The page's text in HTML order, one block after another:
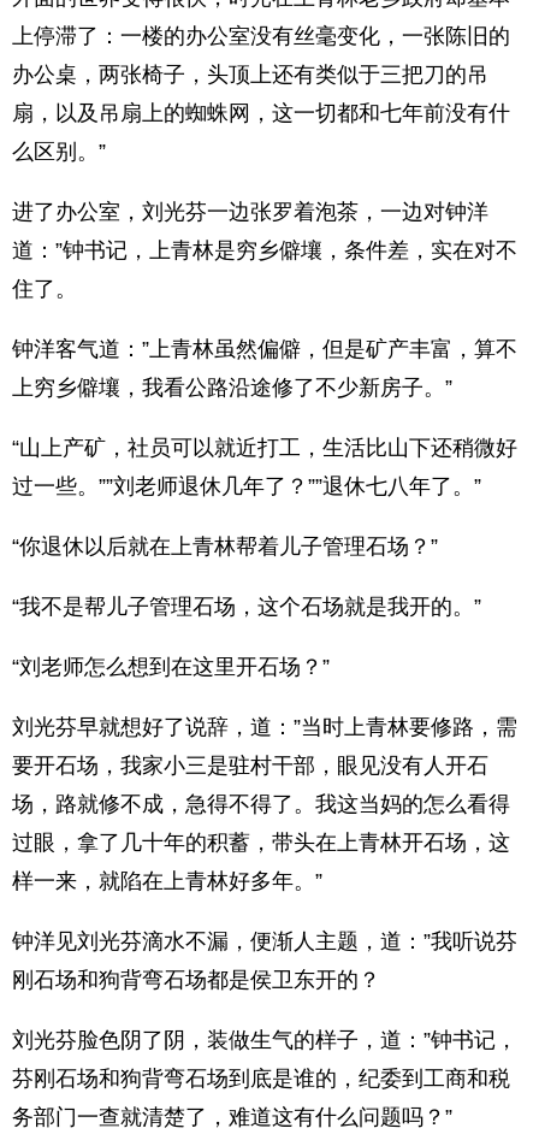
上停滞了：一楼的办公室没有丝毫变化，一张陈旧的
办公桌，两张椅子，头顶上还有类似于三把刀的吊
扇，以及吊扇上的蜘蛛网，这一切都和七年前没有什
么区别。”
进了办公室，刘光芬一边张罗着泡茶，一边对钟洋
道：”钟书记，上青林是穷乡僻壤，条件差，实在对不
住了。
钟洋客气道：”上青林虽然偏僻，但是矿产丰富，算不
上穷乡僻壤，我看公路沿途修了不少新房子。”
“山上产矿，社员可以就近打工，生活比山下还稍微好
过一些。””刘老师退休几年了？””退休七八年了。”
“你退休以后就在上青林帮着儿子管理石场？”
“我不是帮儿子管理石场，这个石场就是我开的。”
“刘老师怎么想到在这里开石场？”
刘光芬早就想好了说辞，道：”当时上青林要修路，需
要开石场，我家小三是驻村干部，眼见没有人开石
场，路就修不成，急得不得了。我这当妈的怎么看得
过眼，拿了几十年的积蓄，带头在上青林开石场，这
样一来，就陷在上青林好多年。”
钟洋见刘光芬滴水不漏，便渐人主题，道：”我听说芬
刚石场和狗背弯石场都是侯卫东开的？
刘光芬脸色阴了阴，装做生气的样子，道：”钟书记，
芬刚石场和狗背弯石场到底是谁的，纪委到工商和税
务部门一查就清楚了，难道这有什么问题吗？”